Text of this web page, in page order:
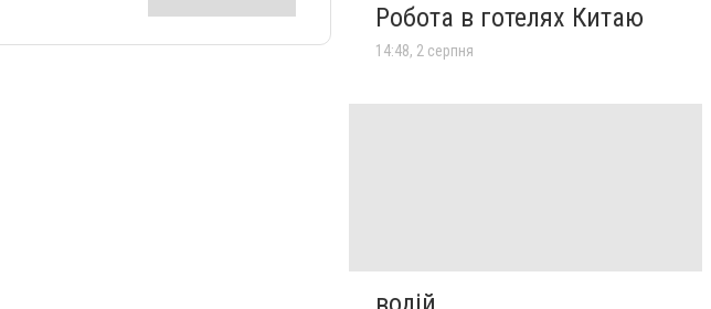
Робота в готелях Китаю
14:48, 2 серпня